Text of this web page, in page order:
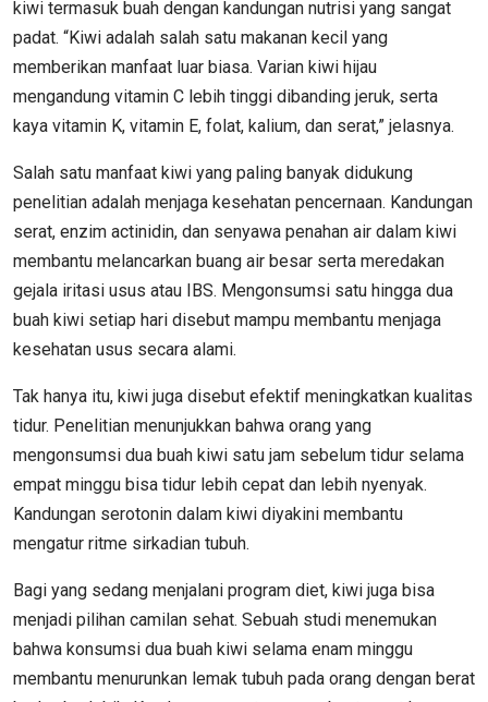
kiwi termasuk buah dengan kandungan nutrisi yang sangat
padat. “Kiwi adalah salah satu makanan kecil yang
memberikan manfaat luar biasa. Varian kiwi hijau
mengandung vitamin C lebih tinggi dibanding jeruk, serta
kaya vitamin K, vitamin E, folat, kalium, dan serat,” jelasnya.
Salah satu manfaat kiwi yang paling banyak didukung
penelitian adalah menjaga kesehatan pencernaan. Kandungan
serat, enzim actinidin, dan senyawa penahan air dalam kiwi
membantu melancarkan buang air besar serta meredakan
gejala iritasi usus atau IBS. Mengonsumsi satu hingga dua
buah kiwi setiap hari disebut mampu membantu menjaga
kesehatan usus secara alami.
Tak hanya itu, kiwi juga disebut efektif meningkatkan kualitas
tidur. Penelitian menunjukkan bahwa orang yang
mengonsumsi dua buah kiwi satu jam sebelum tidur selama
empat minggu bisa tidur lebih cepat dan lebih nyenyak.
Kandungan serotonin dalam kiwi diyakini membantu
mengatur ritme sirkadian tubuh.
Bagi yang sedang menjalani program diet, kiwi juga bisa
menjadi pilihan camilan sehat. Sebuah studi menemukan
bahwa konsumsi dua buah kiwi selama enam minggu
membantu menurunkan lemak tubuh pada orang dengan berat